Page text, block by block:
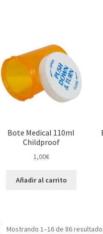
Bote Medical 110ml
Childproof
1,00€
Añadir al carrito
Mostrando 1–16 de 86